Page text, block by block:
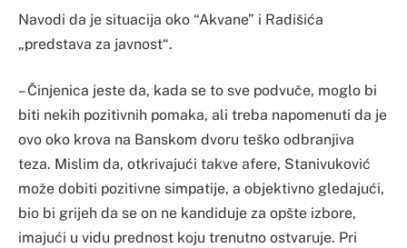
Navodi da je situacija oko “Akvane” i Radišića
„predstava za javnost“.
– Činjenica jeste da, kada se to sve podvuče, moglo bi
biti nekih pozitivnih pomaka, ali treba napomenuti da je
ovo oko krova na Banskom dvoru teško odbranjiva
teza. Mislim da, otkrivajući takve afere, Stanivuković
može dobiti pozitivne simpatije, a objektivno gledajući,
bio bi grijeh da se on ne kandiduje za opšte izbore,
imajući u vidu prednost koju trenutno ostvaruje. Pri